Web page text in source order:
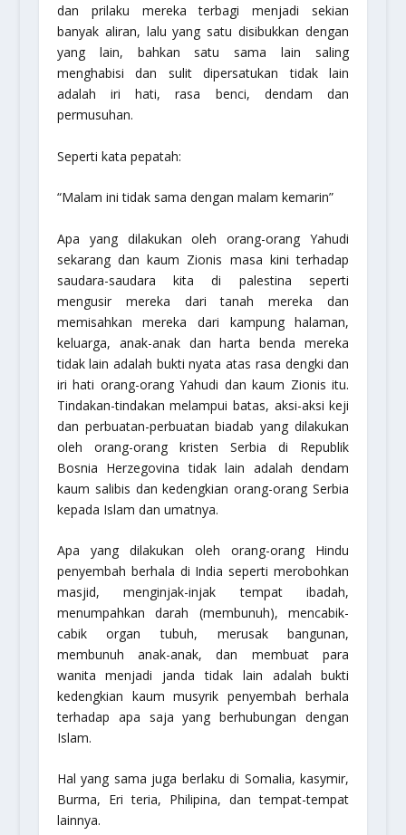
dan prilaku mereka terbagi menjadi sekian
banyak aliran, lalu yang satu disibukkan dengan
yang lain, bahkan satu sama lain saling
menghabisi dan sulit dipersatukan tidak lain
adalah iri hati, rasa benci, dendam dan
permusuhan.
Seperti kata pepatah:
“Malam ini tidak sama dengan malam kemarin”
Apa yang dilakukan oleh orang-orang Yahudi
sekarang dan kaum Zionis masa kini terhadap
saudara-saudara kita di palestina seperti
mengusir mereka dari tanah mereka dan
memisahkan mereka dari kampung halaman,
keluarga, anak-anak dan harta benda mereka
tidak lain adalah bukti nyata atas rasa dengki dan
iri hati orang-orang Yahudi dan kaum Zionis itu.
Tindakan-tindakan melampui batas, aksi-aksi keji
dan perbuatan-perbuatan biadab yang dilakukan
oleh orang-orang kristen Serbia di Republik
Bosnia Herzegovina tidak lain adalah dendam
kaum salibis dan kedengkian orang-orang Serbia
kepada Islam dan umatnya.
Apa yang dilakukan oleh orang-orang Hindu
penyembah berhala di India seperti merobohkan
masjid, menginjak-injak tempat ibadah,
menumpahkan darah (membunuh), mencabik-
cabik organ tubuh, merusak bangunan,
membunuh anak-anak, dan membuat para
wanita menjadi janda tidak lain adalah bukti
kedengkian kaum musyrik penyembah berhala
terhadap apa saja yang berhubungan dengan
Islam.
Hal yang sama juga berlaku di Somalia, kasymir,
Burma, Eri teria, Philipina, dan tempat-tempat
lainnya.